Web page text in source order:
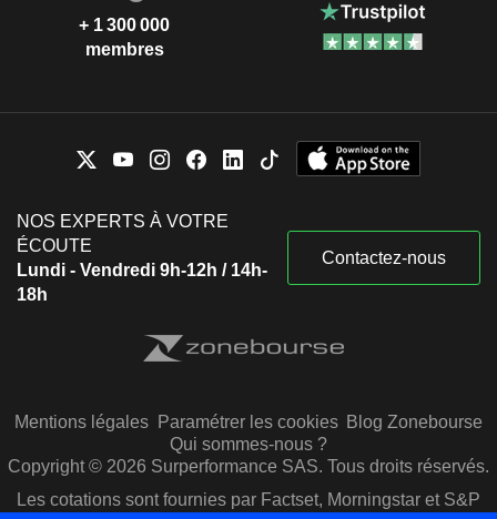
+ 1 300 000
membres
NOS EXPERTS À VOTRE
ÉCOUTE
Lundi - Vendredi 9h-12h / 14h-
18h
Contactez-nous
Mentions légales Paramétrer les cookies Blog Zonebourse
Qui sommes-nous ?
Copyright © 2026 Surperformance SAS. Tous droits réservés.
Les cotations sont fournies par Factset, Morningstar et S&P